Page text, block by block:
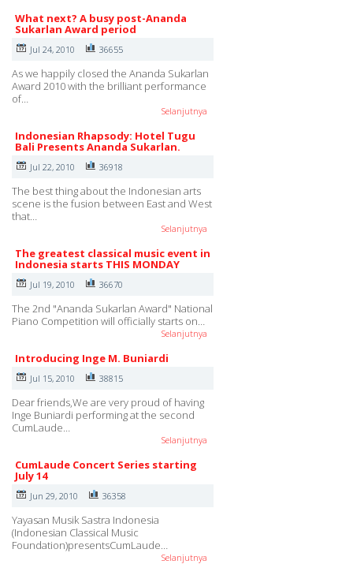
What next? A busy post-Ananda
Sukarlan Award period
Jul 24, 2010 36655
As we happily closed the Ananda Sukarlan
Award 2010 with the brilliant performance
of…
Selanjutnya
Indonesian Rhapsody: Hotel Tugu
Bali Presents Ananda Sukarlan.
Jul 22, 2010 36918
The best thing about the Indonesian arts
scene is the fusion between East and West
that…
Selanjutnya
The greatest classical music event in
Indonesia starts THIS MONDAY
Jul 19, 2010 36670
The 2nd "Ananda Sukarlan Award" National
Piano Competition will officially starts on…
Selanjutnya
Introducing Inge M. Buniardi
Jul 15, 2010 38815
Dear friends,We are very proud of having
Inge Buniardi performing at the second
CumLaude…
Selanjutnya
CumLaude Concert Series starting
July 14
Jun 29, 2010 36358
Yayasan Musik Sastra Indonesia
(Indonesian Classical Music
Foundation)presentsCumLaude…
Selanjutnya